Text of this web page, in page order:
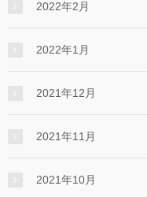
2022年2月
2022年1月
2021年12月
2021年11月
2021年10月